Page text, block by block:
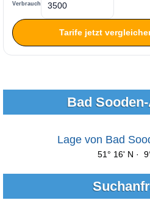
Verbrauch
Tarife jetzt
Bad
Lage von Bad
51° 16' N ·